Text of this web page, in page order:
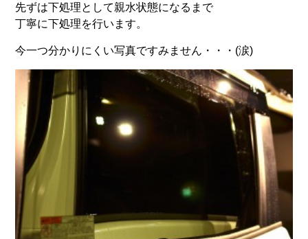
先ずは下処理として親水状態になるまで
丁寧に下処理を行います。
今一つ分かりにくい写真ですみません・・・(涙)